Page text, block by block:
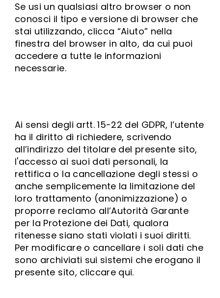
Se usi un qualsiasi altro browser o non
conosci il tipo e versione di browser che
stai utilizzando, clicca “Aiuto” nella
finestra del browser in alto, da cui puoi
accedere a tutte le informazioni
necessarie.
Ai sensi degli artt. 15-22 del GDPR, l’utente
ha il diritto di richiedere, scrivendo
all’indirizzo del titolare del presente sito,
l'accesso ai suoi dati personali, la
rettifica o la cancellazione degli stessi o
anche semplicemente la limitazione del
loro trattamento (anonimizzazione) o
proporre reclamo all’Autorità Garante
per la Protezione dei Dati, qualora
ritenesse siano stati violati i suoi diritti.
Per modificare o cancellare i soli dati che
sono archiviati sui sistemi che erogano il
presente sito, cliccare qui.